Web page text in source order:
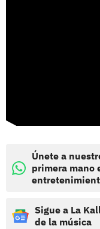
Únete a
primera mano
Sigue a La
de la música